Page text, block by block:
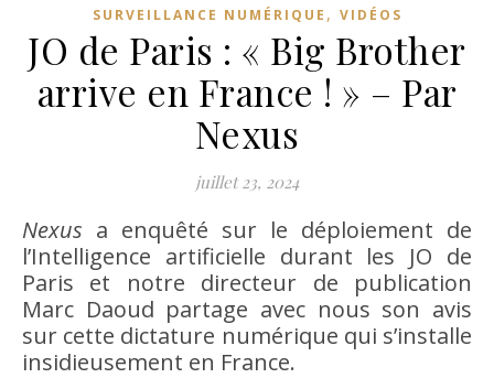
SURVEILLANCE NUMÉRIQUE , VIDÉOS
JO de Paris : « Big Brother
arrive en France ! » – Par
Nexus
juillet 23, 2024
Nexus a enquêté sur le déploiement de
l’Intelligence artificielle durant les JO de
Paris et notre directeur de publication
Marc Daoud partage avec nous son avis
sur cette dictature numérique qui s’installe
insidieusement en France.